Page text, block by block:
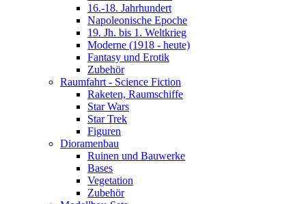
16.-18. Jahrhundert
Napoleonische Epoche
19. Jh. bis 1. Weltkrieg
Moderne (1918 - heute)
Fantasy und Erotik
Zubehör
Raumfahrt - Science Fiction
Raketen, Raumschiffe
Star Wars
Star Trek
Figuren
Dioramenbau
Ruinen und Bauwerke
Bases
Vegetation
Zubehör